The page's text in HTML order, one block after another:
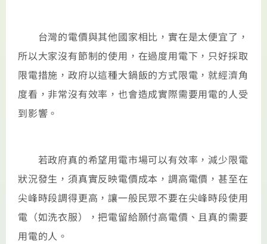
台灣的電價與其他國家相比，實在是太便宜了，
所以大家沒有節制的使用，在過度用電下，只好採取
限電措施，政府以這種大鍋飯的方式限電，就經濟角
度看，非常沒有效率，也會造成實際需要用電的人受
到影響。
若政府真的希望用電市場可以有效率，減少限電
狀況發生，須真實反映電價成本，調高電價，甚至在
尖峰時段調得更高，讓一般民眾不要在尖峰時段使用
電（如洗衣服），把電留給願付高電價、且真的需要
用電的人。